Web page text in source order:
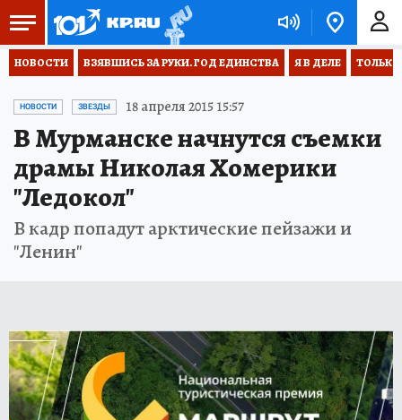
НОВОСТИ ВЗЯВШИСЬ ЗА РУКИ. ГОД ЕДИНСТВА Я В ДЕЛЕ ТОЛЬКО
НОВОСТИ ЗВЕЗДЫ 18 апреля 2015 15:57
В Мурманске начнутся съемки
драмы Николая Хомерики
"Ледокол"
В кадр попадут арктические пейзажи и
"Ленин"